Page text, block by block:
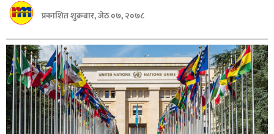
गण्डकी
बागमती
कर्णाली
सुदूरपश्चिम
मधेश
विशेष
प्रकाशित शुक्रबार, जेठ ०७, २०७८